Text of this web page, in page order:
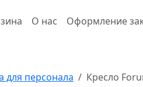
О нас Оформление
для персонала Кресло